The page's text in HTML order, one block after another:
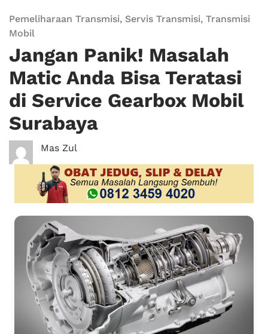
Pemeliharaan Transmisi, Servis Transmisi, Transmisi
Mobil
Jangan Panik! Masalah
Matic Anda Bisa Teratasi
di Service Gearbox Mobil
Surabaya
Mas Zul